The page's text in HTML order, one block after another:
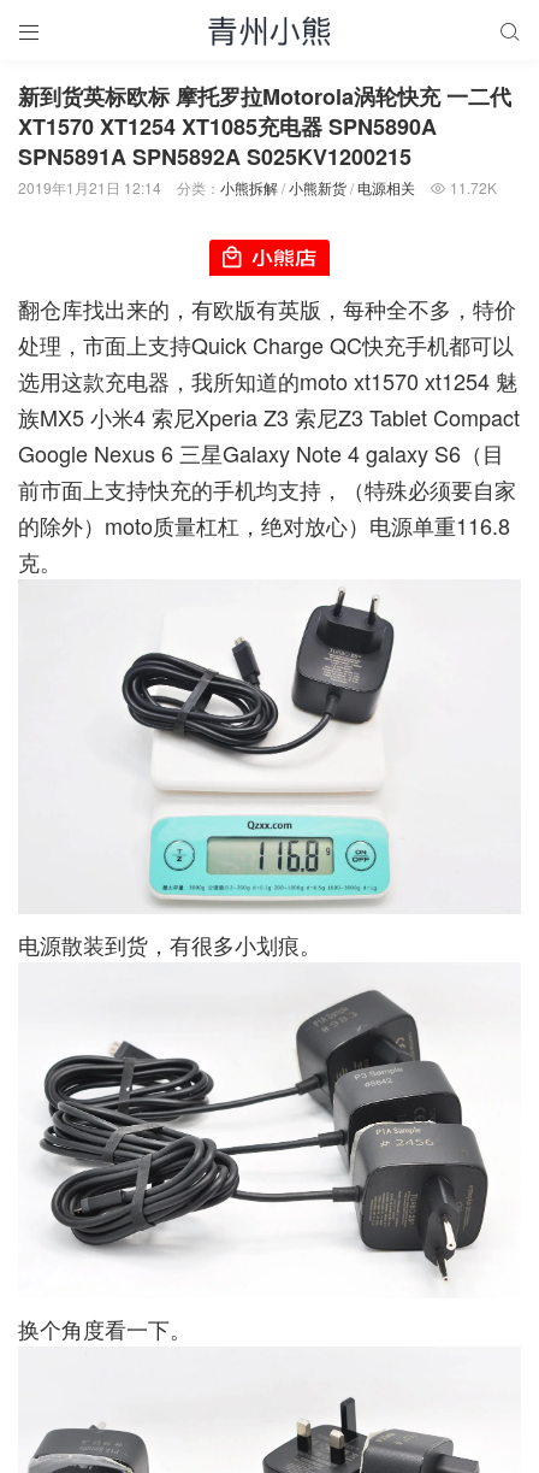
 
新到货英标欧标 摩托罗拉Motorola涡轮快充 一二代
XT1570 XT1254 XT1085充电器 SPN5890A
SPN5891A SPN5892A S025KV1200215
2019年1月21日 12:14 分类： 小熊拆解/小熊新货/ 电源相关  11.72K
翻仓库找出来的，有欧版有英版，每种全不多，特价
处理，市面上支持Quick Charge QC快充手机都可以
选用这款充电器，我所知道的moto xt1570 xt1254 魅
族MX5 小米4 索尼Xperia Z3 索尼Z3 Tablet Compact
Google Nexus 6 三星Galaxy Note 4 galaxy S6（目
前市面上支持快充的手机均支持，（特殊必须要自家
的除外）moto质量杠杠，绝对放心）电源单重116.8
克。
电源散装到货，有很多小划痕。
换个角度看一下。